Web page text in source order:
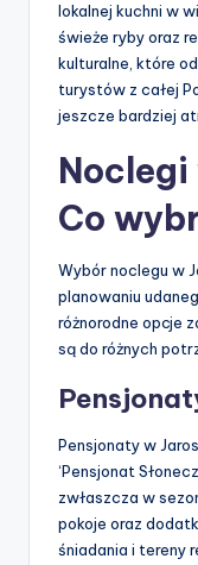
lokalnej kuchni w
świeże ryby oraz
kulturalne, które
turystów z całej
jeszcze bardziej
Noclegi
Co
Wybór noclegu w
planowaniu
różnorodne opcje
są do różnych
Pensjonaty w
‘Pensjonat
zwłaszcza w
pokoje oraz
śniadania i tereny